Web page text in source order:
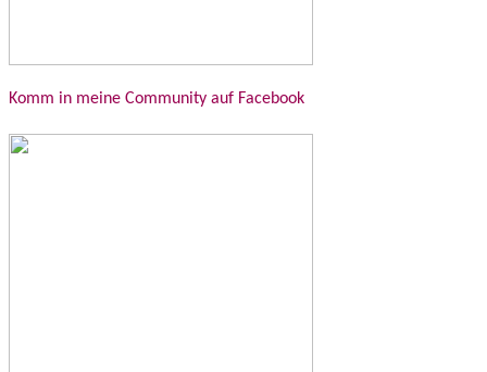
Komm in meine Community auf Facebook